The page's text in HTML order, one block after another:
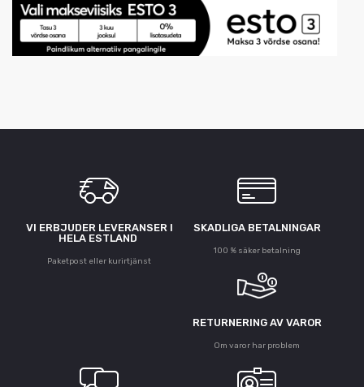
VI ERBJUDER LEVERANSER I
HELA ESTLAND
Paketpost eller kurirtjänst
SKADLIGA BETALNINGAR
100 % säker betalning
RETURNERING AV VAROR
Om varor har problem